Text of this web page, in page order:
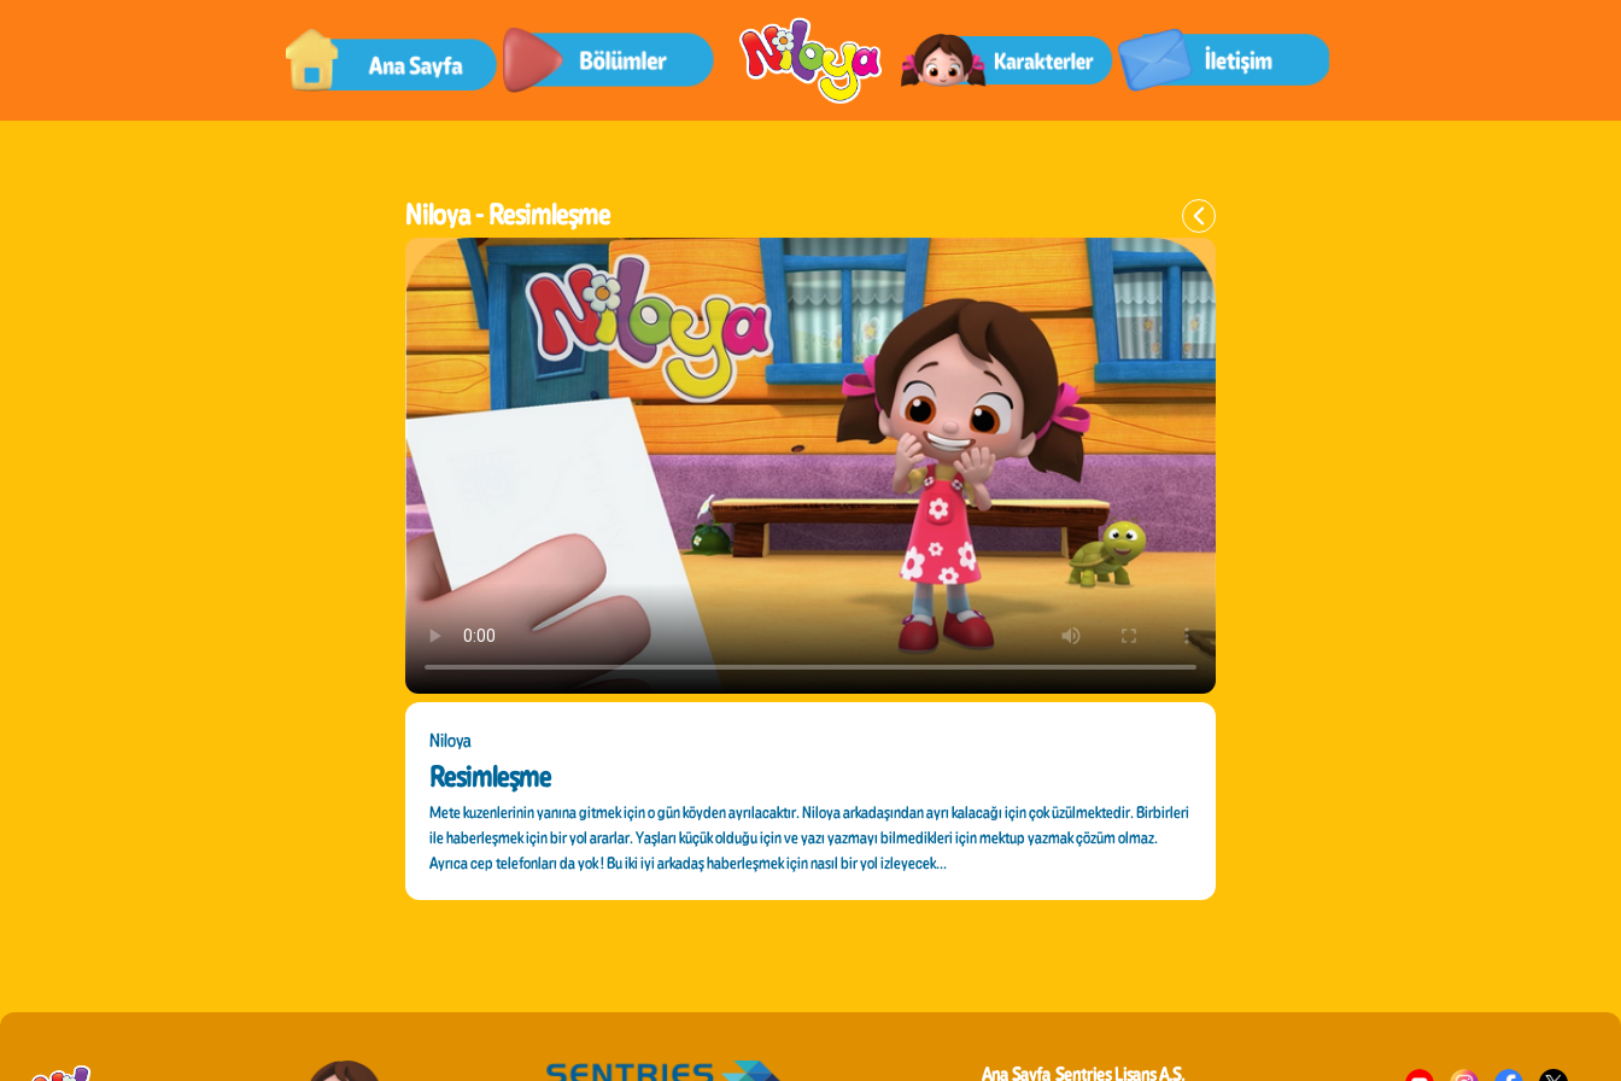
Niloya -Resimleşme
Niloya
Resimleşme
Mete kuzenlerinin yanına gitmek için o gün köyden ayrılacaktır. Niloya arkadaşından ayrı kalacağı için çok üzülmektedir. Birbirleri
ile haberleşmek için bir yol ararlar. Yaşları küçük olduğu için ve yazı yazmayı bilmedikleri için mektup yazmak çözüm olmaz.
Ayrıca cep telefonları da yok ! Bu iki iyi arkadaş haberleşmek için nasıl bir yol izleyecek...
Ana Sayfa Sentries Lisans A.Ş.